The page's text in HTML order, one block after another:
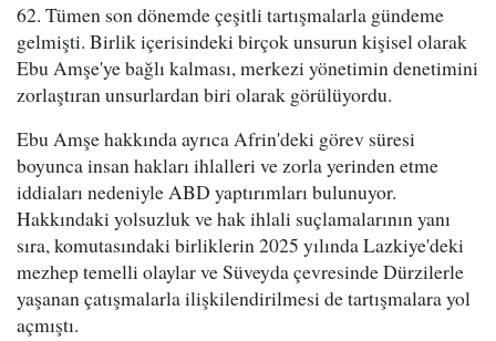
62. Tümen son dönemde çeşitli tartışmalarla gündeme
gelmişti. Birlik içerisindeki birçok unsurun kişisel olarak
Ebu Amşe'ye bağlı kalması, merkezi yönetimin denetimini
zorlaştıran unsurlardan biri olarak görülüyordu.
Ebu Amşe hakkında ayrıca Afrin'deki görev süresi
boyunca insan hakları ihlalleri ve zorla yerinden etme
iddiaları nedeniyle ABD yaptırımları bulunuyor.
Hakkındaki yolsuzluk ve hak ihlali suçlamalarının yanı
sıra, komutasındaki birliklerin 2025 yılında Lazkiye'deki
mezhep temelli olaylar ve Süveyda çevresinde Dürzilerle
yaşanan çatışmalarla ilişkilendirilmesi de tartışmalara yol
açmıştı.